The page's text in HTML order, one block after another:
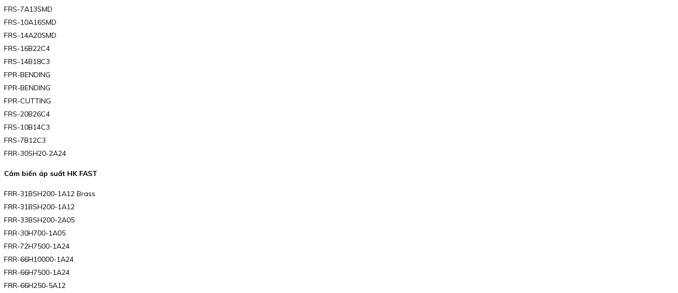
FRS-7A13SMD
FRS-10A16SMD
FRS-14A20SMD
FRS-16B22C4
FRS-14B18C3
FPR-BENDING
FPR-BENDING
FPR-CUTTING
FRS-20B26C4
FRS-10B14C3
FRS-7B12C3
FRR-30SH20-2A24
Cảm biến áp suất HK FAST
FRR-31BSH200-1A12 Brass
FRR-31BSH200-1A12
FRR-33BSH200-2A05
FRR-30H700-1A05
FRR-72H7500-1A24
FRR-66H10000-1A24
FRR-66H7500-1A24
FRR-66H250-5A12